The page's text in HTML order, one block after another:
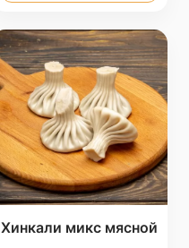
Хинкали микс мясной